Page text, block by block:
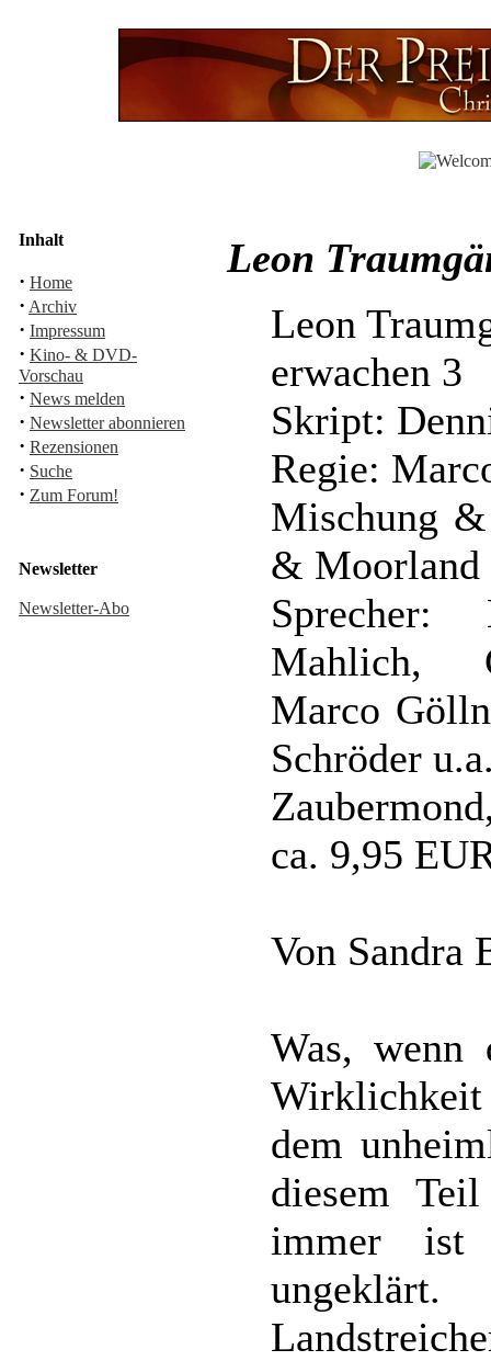
Inhalt
· Home
· Archiv
· Impressum
· Kino- & DVD-
Vorschau
· News melden
· Newsletter abonnieren
· Rezensionen
· Suche
· Zum Forum!
Newsletter
Newsletter-Abo
Leon
Leon
erwachen 3
Skript:
Regie:
Mischung
& Moorland
Sprecher:
Mahlich,
Marco
Schröder
ca. 9,95
Von Sandra
Was, wenn
dem
diesem
immer ist